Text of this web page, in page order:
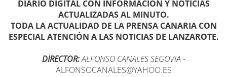
DIARIO DIGITAL CON INFORMACIÓN Y NOTICIAS
ACTUALIZADAS AL MINUTO.
TODA LA ACTUALIDAD DE LA PRENSA CANARIA CON
ESPECIAL ATENCIÓN A LAS NOTICIAS DE LANZAROTE.
DIRECTOR:ALFONSO CANALES SEGOVIA -
ALFONSOCANALES@YAHOO.ES